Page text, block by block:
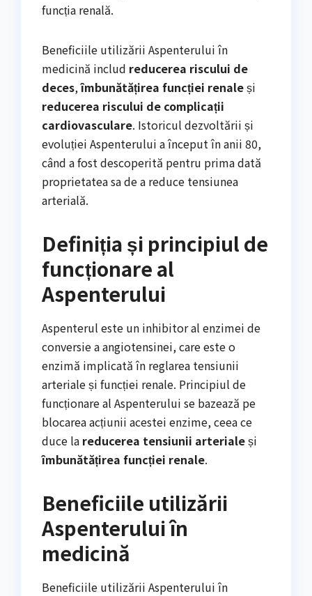
funcția renală.
Beneficiile utilizării Aspenterului în
medicină includ reducerea riscului de
deces,îmbunătățirea funcției renaleși
reducerea riscului de complicații
cardiovasculare. Istoricul dezvoltării și
evoluției Aspenterului a început în anii 80,
când a fost descoperită pentru prima dată
proprietatea sa de a reduce tensiunea
arterială.
Definiția și principiul de
funcționare al
Aspenterului
Aspenterul este un inhibitor al enzimei de
conversie a angiotensinei, care este o
enzimă implicată în reglarea tensiunii
arteriale și funcției renale. Principiul de
funcționare al Aspenterului se bazează pe
blocarea acțiunii acestei enzime, ceea ce
duce la reducerea tensiunii arterialeși
îmbunătățirea funcției renale.
Beneficiile utilizării
Aspenterului în
medicină
Beneficiile utilizării Aspenterului în